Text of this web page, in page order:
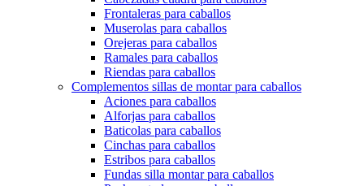
Frontaleras para caballos
Muserolas para caballos
Orejeras para caballos
Ramales para caballos
Riendas para caballos
Complementos sillas de montar para caballos
Aciones para caballos
Alforjas para caballos
Baticolas para caballos
Cinchas para caballos
Estribos para caballos
Fundas silla montar para caballos